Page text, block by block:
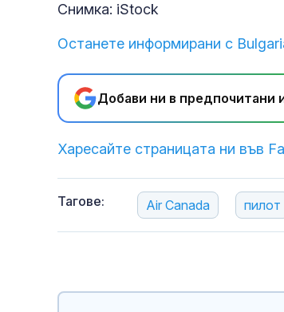
Снимка: iStock
Останете информирани с
Добави ни в предпочитани
Харесайте страницата ни във
Тагове: Air Canada пилот